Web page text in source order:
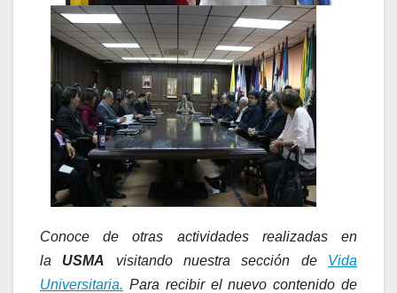
Conoce de otras actividades realizadas en
la USMA visitando nuestra sección de Vida
Universitaria. Para recibir el nuevo contenido de